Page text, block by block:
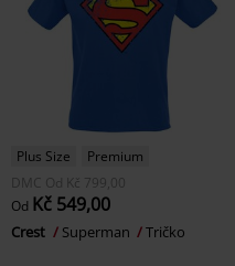
Plus Size
Premium
DMC Od Kč 799,00
Od Kč 549,00
Crest Superman Tričko